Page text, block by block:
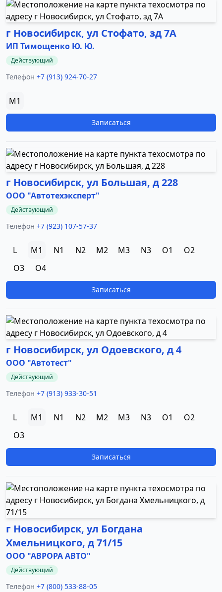
г Новосибирск, ул Стофато, зд 7А
ИП Тимощенко Ю. Ю.
Действующий
Телефон +7 (913) 924-70-27
M1
Записаться
г Новосибирск, ул Большая, д 228
ООО "Автотехэксперт"
Действующий
Телефон +7 (923) 107-57-37
L M1 N1 N2 M2 M3 N3 O1
O2
O3
O4
Записаться
г Новосибирск, ул Одоевского, д 4
ООО "Автотест"
Действующий
Телефон +7 (913) 933-30-51
L M1 N1 N2 M2 M3 N3 O1
O2
O3
Записаться
г Новосибирск, ул Богдана
Хмельницкого, д 71/15
ООО "АВРОРА АВТО"
Действующий
Телефон +7 (800) 533-88-05